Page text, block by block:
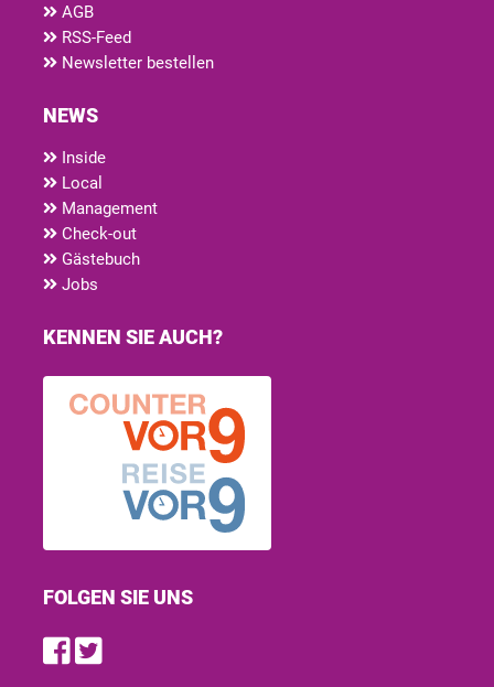
AGB
RSS-Feed
Newsletter bestellen
NEWS
Inside
Local
Management
Check-out
Gästebuch
Jobs
KENNEN SIE AUCH?
FOLGEN SIE UNS
Find us on Facebook
Follow us on Twitter